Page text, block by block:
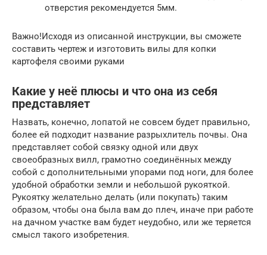
отверстия рекомендуется 5мм.
Важно!Исходя из описанной инструкции, вы сможете
составить чертеж и изготовить вилы для копки
картофеля своими руками
Какие у неё плюсы и что она из себя
представляет
Назвать, конечно, лопатой не совсем будет правильно,
более ей подходит название разрыхлитель почвы. Она
представляет собой связку одной или двух
своеобразных вилл, грамотно соединённых между
собой с дополнительными упорами под ноги, для более
удобной обработки земли и небольшой рукояткой.
Рукоятку желательно делать (или покупать) таким
образом, чтобы она была вам до плеч, иначе при работе
на дачном участке вам будет неудобно, или же теряется
смысл такого изобретения.